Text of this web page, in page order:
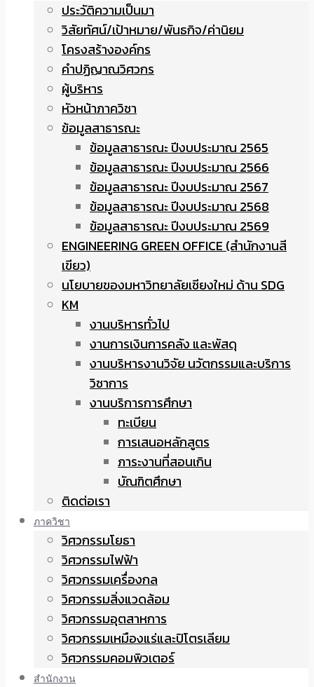
ประวัติความเป็นมา
วิสัยทัศน์/เป้าหมาย/พันธกิจ/ค่านิยม
โครงสร้างองค์กร
คำปฏิญาณวิศวกร
ผู้บริหาร
หัวหน้าภาควิชา
ข้อมูลสาธารณะ
ข้อมูลสาธารณะ ปีงบประมาณ 2565
ข้อมูลสาธารณะ ปีงบประมาณ 2566
ข้อมูลสาธารณะ ปีงบประมาณ 2567
ข้อมูลสาธารณะ ปีงบประมาณ 2568
ข้อมูลสาธารณะ ปีงบประมาณ 2569
ENGINEERING GREEN OFFICE (สำนักงานสี
เขียว)
นโยบายของมหาวิทยาลัยเชียงใหม่ ด้าน SDG
KM
งานบริหารทั่วไป
งานการเงินการคลัง และพัสดุ
งานบริหารงานวิจัย นวัตกรรมและบริการ
วิชาการ
งานบริการการศึกษา
ทะเบียน
การเสนอหลักสูตร
ภาระงานที่สอนเกิน
บัณฑิตศึกษา
ติดต่อเรา
ภาควิชา
วิศวกรรมโยธา
วิศวกรรมไฟฟ้า
วิศวกรรมเครื่องกล
วิศวกรรมสิ่งแวดล้อม
วิศวกรรมอุตสาหการ
วิศวกรรมเหมืองแร่และปิโตรเลียม
วิศวกรรมคอมพิวเตอร์
สำนักงาน